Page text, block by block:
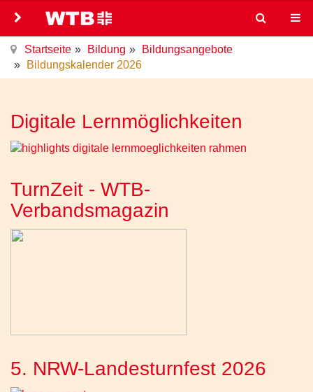
Startseite Bildung
Bildungsangebote
Bildungskalender 2026
Digitale Lernmöglichkeiten
TurnZeit - WTB-
Verbandsmagazin
5. NRW-Landesturnfest 2026